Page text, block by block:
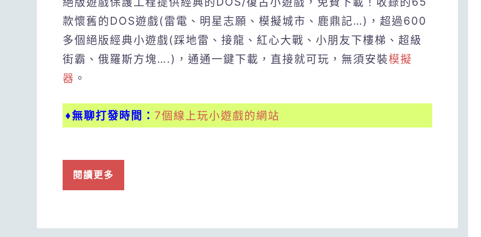
款懷舊的DOS遊戲(雷電、明星志願、模擬城市、鹿鼎記…)，超過600
多個絕版經典小遊戲(踩地雷、接龍、紅心大戰、小朋友下樓梯、超級
街霸、俄羅斯方塊….)，通通一鍵下載，直接就可玩，無須安裝模擬
器 。
♦無聊打發時間： 7個線上玩小遊戲的網站
閱讀更多